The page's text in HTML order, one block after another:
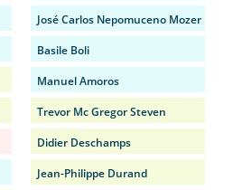
José Carlos Nepomuceno Mozer
Basile Boli
Manuel Amoros
Trevor Mc Gregor Steven
Didier Deschamps
Jean-Philippe Durand